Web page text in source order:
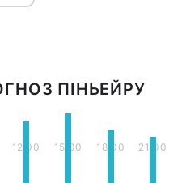
ПІНЬЕЙРУ
12:00 15:00 18:00 21:00